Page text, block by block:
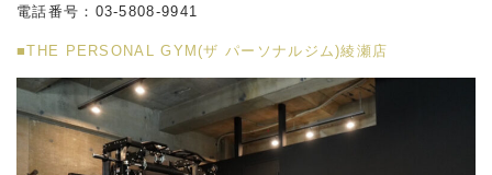
電話番号：03-5808-9941
■THE PERSONAL GYM(ザ パーソナルジム)綾瀬店